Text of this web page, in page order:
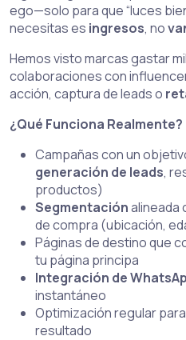
ego—solo para que “luces
necesitas es ingresos, no
Hemos visto marcas gastar
colaboraciones con
acción, captura de leads o
¿Qué Funciona Realmente?
Campañas con un
generación de leads,
productos)
Segmentaciónalineada
de compra (ubicación,
Páginas de destino que
tu página principa
Integración de
instantáneo
Optimización regular
resultado